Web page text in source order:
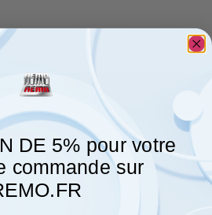
DE 5% pour votre
commande sur